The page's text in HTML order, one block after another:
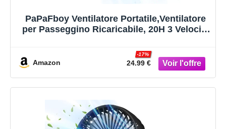
PaPaFboy Ventilatore Portatile,Ventilatore
per Passeggino Ricaricabile, 20H 3 Velocità
Passeggino,Culla,Ufficio,Campeggio,Auto,
Amazon 24.99 €
-17%